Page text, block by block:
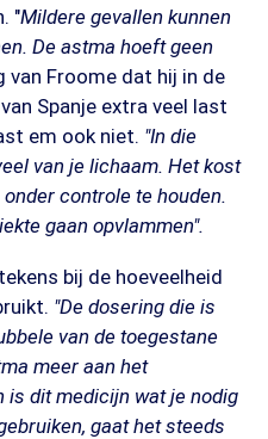
"Mildere gevallen kunnen
De astma hoeft geen
van Froome dat hij in de
Spanje extra veel last
em ook niet. "In die
van je lichaam. Het kost
controle te houden.
gaan opvlammen".
bij de hoeveelheid
"De dosering die is
van de toegestane
meer aan het
is dit medicijn wat je nodig
gaat het steeds